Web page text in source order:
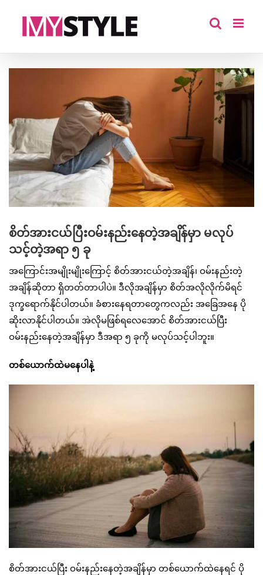
စိတ်အားငယ်ပြီးဝမ်းနည်းနေတဲ့အချိန်မှာ မလုပ်
သင့်တဲ့အရာ ၅ ခု
အကြောင်းအမျိုးမျိုးကြောင့် စိတ်အားငယ်တဲ့အချိန်၊ ဝမ်းနည်းတဲ့
အချိန်ဆိုတာ ရှိတတ်တာပါပဲ။ ဒီလိုအချိန်မှာ စိတ်အလိုလိုက်မိရင်
ဒုက္ခရောက်နိုင်ပါတယ်။ ခံစားနေရတာတွေကလည်း အခြေအနေ ပို
ဆိုးလာနိုင်ပါတယ်။ အဲလိုမဖြစ်ရလေအောင် စိတ်အားငယ်ပြီး
ဝမ်းနည်းနေတဲ့အချိန်မှာ ဒီအရာ ၅ ခုကို မလုပ်သင့်ပါဘူး။
တစ်ယောက်ထဲမနေပါနဲ့
စိတ်အားငယ်ပြီး ဝမ်းနည်းနေတဲ့အချိန်မှာ တစ်ယောက်ထဲနေရင် ပို